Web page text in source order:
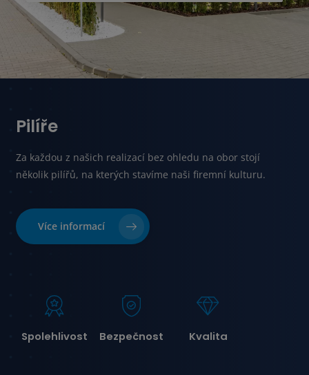
Pilíře
Za každou z našich realizací bez ohledu na obor stojí
několik pilířů, na kterých stavíme naši firemní kulturu.
Více informací
Spolehlivost Bezpečnost Kvalita